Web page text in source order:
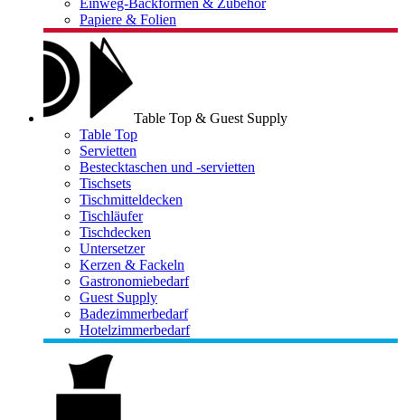
Einweg-Backformen & Zubehör
Papiere & Folien
Table Top & Guest Supply
Table Top
Servietten
Bestecktaschen und -servietten
Tischsets
Tischmitteldecken
Tischläufer
Tischdecken
Untersetzer
Kerzen & Fackeln
Gastronomiebedarf
Guest Supply
Badezimmerbedarf
Hotelzimmerbedarf